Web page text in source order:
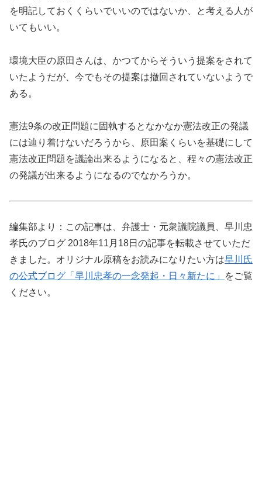
を明記しておくくらいでいいのではないか、と考える人が
いてもいい。
環境大臣の原田さんは、かつてからそういう提案をされて
いたようだが、今でもその提案は撤回されていないようで
ある。
憲法9条の改正問題に固執するとなかなか憲法改正の発議
には辿り着けないだろうから、原田案くらいを基礎にして
憲法改正問題を議論出来るようになると、程々の憲法改正
の発議が出来るようになるのでなかろうか。
編集部より：この記事は、弁護士・元衆議院議員、早川忠
孝氏のブログ 2018年11月18日の記事を転載させていただ
きました。オリジナル原稿をお読みになりたい方は早川氏
の公式ブログ「早川忠孝の一念発起・日々新たに」
をご覧
ください。